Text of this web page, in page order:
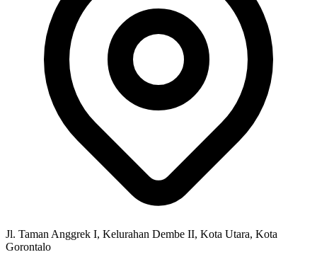
Jl. Taman Anggrek I, Kelurahan Dembe II, Kota Utara, Kota
Gorontalo